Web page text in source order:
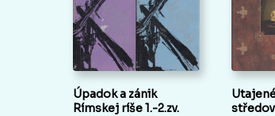
Úpadok a zánik
Rímskej ríše 1.-2.zv.